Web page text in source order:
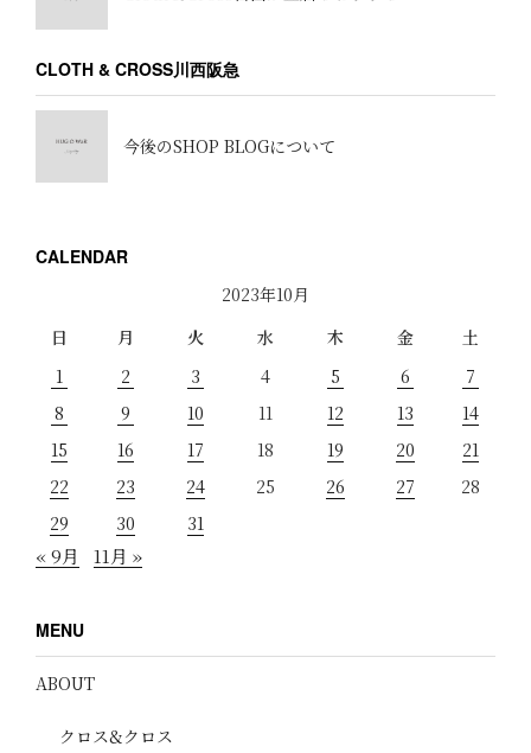
CLOTH & CROSS川西阪急
今後のSHOP BLOGについて
CALENDAR
2023年10月
日
月 火 水 木 金
土
1
2 3 4 5 6
7
8
9 10 11 12 13
14
15
16 17 18 19 20
21
22
23 24 25 26 27
28
29
30 31
« 9月 11月 »
MENU
ABOUT
クロス&クロス